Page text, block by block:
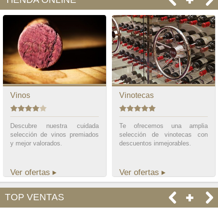
Vinos
Descubre nuestra cuidada
selección de vinos premiados
y mejor valorados.
Ver ofertas
Vinotecas
Te ofrecemos una amplia
selección de vinotecas con
descuentos inmejorables.
Ver ofertas
TOP VENTAS